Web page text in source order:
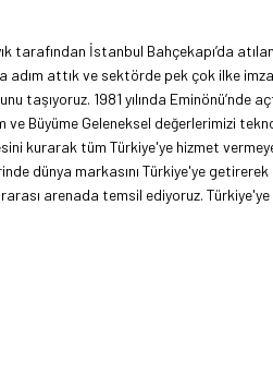
tarafından İstanbul Bahçekapı’da
adım attık ve sektörde pek çok ilke
1981 yılında Eminönü’nde
ve Büyüme Geleneksel değerlerimizi
kurarak tüm Türkiye'ye hizmet
dünya markasını Türkiye'ye
arenada temsil ediyoruz.